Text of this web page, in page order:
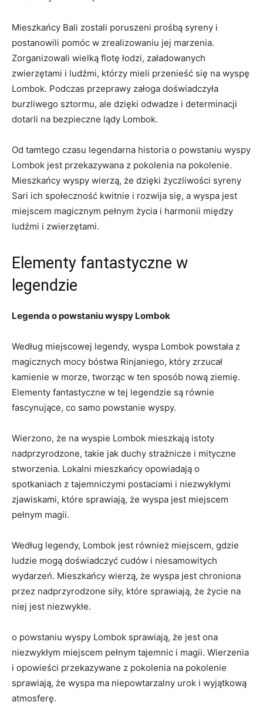
Mieszkańcy Bali zostali poruszeni prośbą syreny i⁢
postanowili pomóc ‌w zrealizowaniu jej marzenia.‍
Zorganizowali wielką flotę ⁤łodzi, ⁢załadowanych
zwierzętami i ludźmi, którzy mieli przenieść się ‍na wyspę
Lombok. Podczas ⁢przeprawy ⁤załoga doświadczyła
⁣burzliwego ​sztormu, ‌ale dzięki odwadze i‍ determinacji
dotarli na⁣ bezpieczne ⁤lądy⁤ Lombok.
Od tamtego​ czasu legendarna historia o powstaniu ⁣wyspy
Lombok jest przekazywana z ⁤pokolenia na pokolenie.
Mieszkańcy wyspy wierzą, że dzięki życzliwości syreny
Sari ‍ich społeczność kwitnie i rozwija się,‌ a wyspa⁢ jest
miejscem​ magicznym​ pełnym życia i harmonii między
ludźmi ‍i ‍zwierzętami.
Elementy fantastyczne w
legendzie
Legenda ‌o powstaniu wyspy Lombok
Według miejscowej legendy, wyspa​ Lombok powstała z
magicznych mocy bóstwa Rinjaniego, który zrzucał
kamienie w morze, tworząc ⁣w⁣ ten sposób nową ziemię.⁤
Elementy fantastyczne w ⁣tej ⁤legendzie⁢ są równie
fascynujące, co⁢ samo⁢ powstanie wyspy.
Wierzono, że na‌ wyspie Lombok mieszkają istoty
nadprzyrodzone,‍ takie jak​ duchy strażnicze i mityczne ​
stworzenia. Lokalni⁢ mieszkańcy opowiadają o
spotkaniach z tajemniczymi postaciami i niezwykłymi
⁣zjawiskami, które sprawiają, że wyspa jest miejscem⁣
pełnym magii.
Według legendy, Lombok ‌jest⁢ również miejscem, gdzie
ludzie mogą doświadczyć ‌cudów i niesamowitych
wydarzeń. Mieszkańcy⁣ wierzą, że wyspa jest chroniona
przez nadprzyrodzone⁣ siły, które sprawiają,⁣ że życie na
⁢niej jest⁣ niezwykłe.
o powstaniu wyspy ⁢Lombok​ sprawiają, że jest ona
niezwykłym miejscem pełnym⁤ tajemnic ‌i magii. Wierzenia​
i opowieści przekazywane z pokolenia na pokolenie
sprawiają, że wyspa ma ⁢niepowtarzalny urok ⁣i‌ wyjątkową
atmosferę.